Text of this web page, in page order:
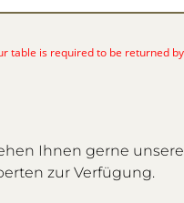
Ihnen gerne unsere
zur Verfügung.